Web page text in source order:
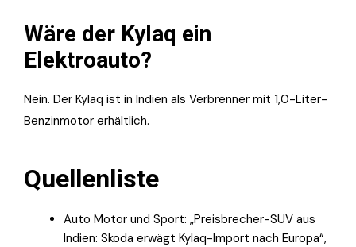
Wäre der Kylaq ein
Elektroauto?
Nein. Der Kylaq ist in Indien als Verbrenner mit 1,0-Liter-
Benzinmotor erhältlich.
Quellenliste
Auto Motor und Sport: „Preisbrecher-SUV aus
Indien: Skoda erwägt Kylaq-Import nach Europa“,